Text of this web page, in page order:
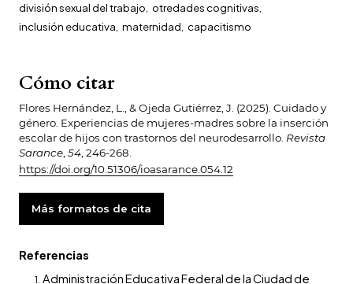
división sexual del trabajo otredades cognitivas
inclusión educativa maternidad capacitismo
Cómo citar
Flores Hernández, L., & Ojeda Gutiérrez, J. (2025). Cuidado y
género. Experiencias de mujeres-madres sobre la inserción
escolar de hijos con trastornos del neurodesarrollo. Revista
Sarance 54 , 246-268.
https://doi.org/10.51306/ioasarance.054.12
Más formatos de cita
Referencias
Administración Educativa Federal de la Ciudad de